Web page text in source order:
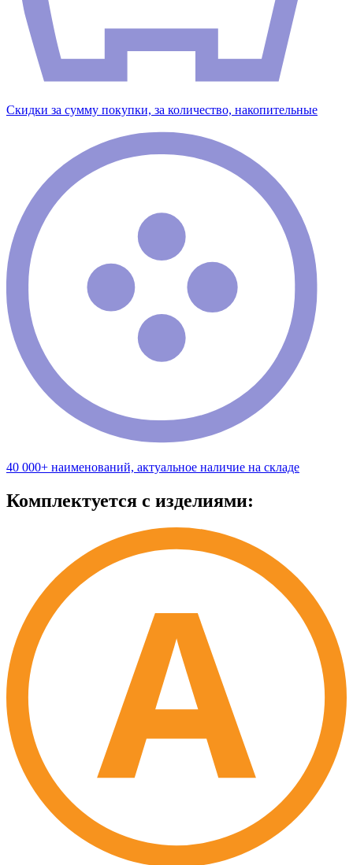
Скидки за сумму покупки, за количество, накопительные
40 000+ наименований, актуальное наличие на складе
Комплектуется с изделиями: